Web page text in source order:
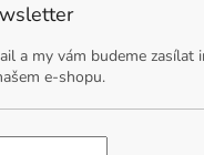
a my vám budeme zasílat
e-shopu.